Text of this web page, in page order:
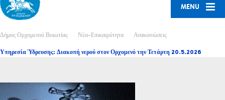
MENU
Δήμος Ορχομενού Βοιωτίας Νέα-Επικαιρότητα Ανακοινώσεις
Υπηρεσία Ύδρευσης: Διακοπή νερού στον Ορχομενό την Τετάρτη 20.5.2026